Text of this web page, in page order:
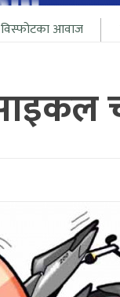
चिनिया